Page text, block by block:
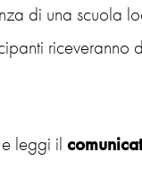
di una scuola
e leggi il